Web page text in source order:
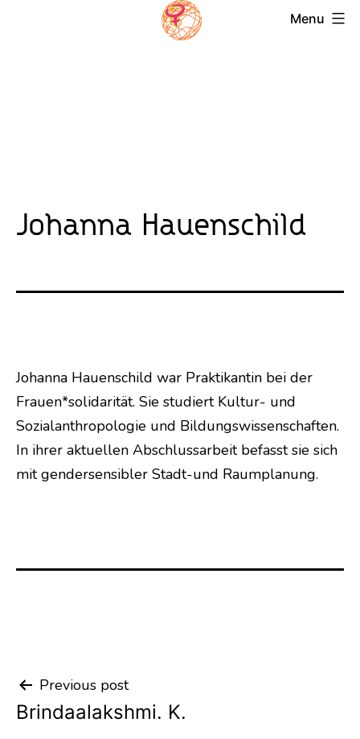
Menu
Johanna Hauenschild
Johanna Hauenschild war Praktikantin bei der
Frauen*solidarität. Sie studiert Kultur- und
Sozialanthropologie und Bildungswissenschaften.
In ihrer aktuellen Abschlussarbeit befasst sie sich
mit gendersensibler Stadt-und Raumplanung.
Post
navigation
Previous post
Brindaalakshmi. K.